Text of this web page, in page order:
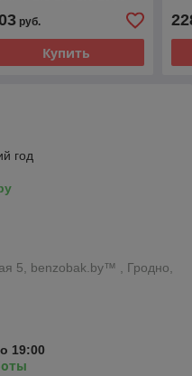
руб.
Купить
год
5, benzobak.by™ , Гродно,
19:00